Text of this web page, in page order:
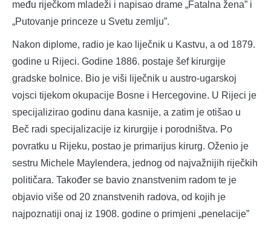
među riječkom mladeži i napisao drame „Fatalna žena” i
„Putovanje princeze u Svetu zemlju”.
Nakon diplome, radio je kao liječnik u Kastvu, a od 1879.
godine u Rijeci. Godine 1886. postaje šef kirurgije
gradske bolnice. Bio je viši liječnik u austro-ugarskoj
vojsci tijekom okupacije Bosne i Hercegovine. U Rijeci je
specijalizirao godinu dana kasnije, a zatim je otišao u
Beč radi specijalizacije iz kirurgije i porodništva. Po
povratku u Rijeku, postao je primarijus kirurg. Oženio je
sestru Michele Maylendera, jednog od najvažnijih riječkih
političara. Također se bavio znanstvenim radom te je
objavio više od 20 znanstvenih radova, od kojih je
najpoznatiji onaj iz 1908. godine o primjeni „penelacije”